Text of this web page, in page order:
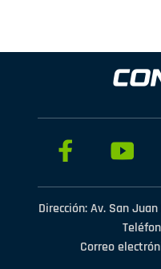
Dirección: Av. San
Correo